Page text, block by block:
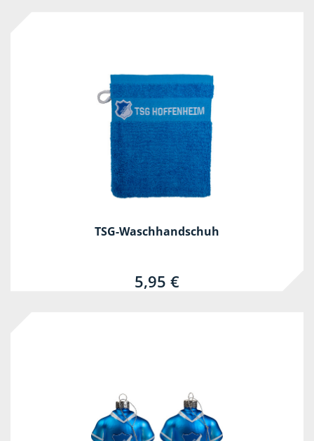
TSG-Waschhandschuh
5,95 €